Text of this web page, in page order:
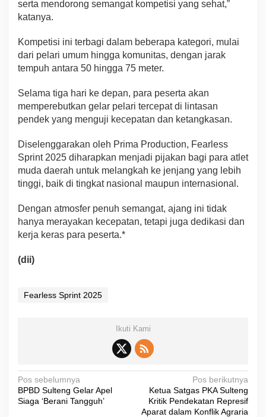
serta mendorong semangat kompetisi yang sehat,”
katanya.
Kompetisi ini terbagi dalam beberapa kategori, mulai
dari pelari umum hingga komunitas, dengan jarak
tempuh antara 50 hingga 75 meter.
Selama tiga hari ke depan, para peserta akan
memperebutkan gelar pelari tercepat di lintasan
pendek yang menguji kecepatan dan ketangkasan.
Diselenggarakan oleh Prima Production, Fearless
Sprint 2025 diharapkan menjadi pijakan bagi para atlet
muda daerah untuk melangkah ke jenjang yang lebih
tinggi, baik di tingkat nasional maupun internasional.
Dengan atmosfer penuh semangat, ajang ini tidak
hanya merayakan kecepatan, tetapi juga dedikasi dan
kerja keras para peserta.*
(dii)
Fearless Sprint 2025
Ikuti Kami
N
a
Pos sebelumnya
BPBD Sulteng Gelar Apel
Siaga ‘Berani Tangguh’
Pos berikutnya
Ketua Satgas PKA Sulteng
Kritik Pendekatan Represif
Aparat dalam Konflik Agraria